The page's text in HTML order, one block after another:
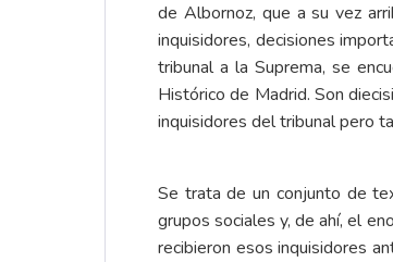
de Albornoz, que a su vez
inquisidores, decisiones
tribunal a la Suprema, se
Histórico de Madrid. Son
inquisidores del tribunal pero
Se trata de un conjunto de
grupos sociales y, de ahí, el
recibieron esos inquisidores